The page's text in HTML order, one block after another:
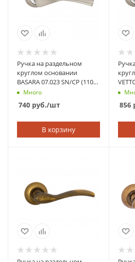
Ручка на раздельном
круглом основании
BASARA 07.023 SN/CP (110
кв.) (Сатин/Хром)
Много
740 руб./шт
В корзину
856